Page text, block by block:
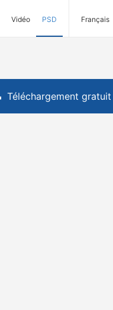
Vidéo PSD Français
Téléchargement gratuit